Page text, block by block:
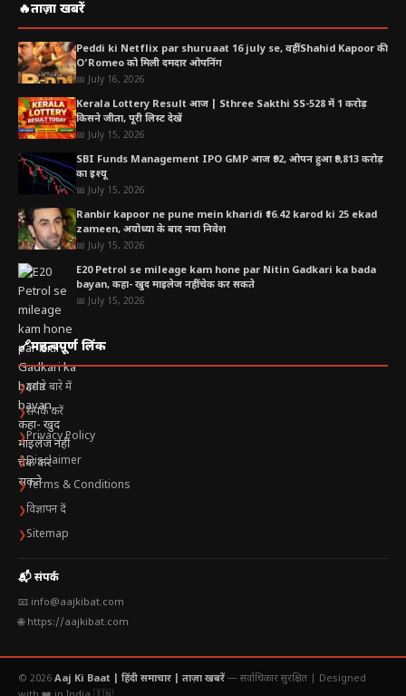
🔥ताज़ा खबरें
Peddi ki Netflix par shuruaat 16 july se, वहीं Shahid Kapoor की
O’Romeo को मिली दमदार ओपनिंग
📅 July 16, 2026
Kerala Lottery Result आज | Sthree Sakthi SS-528 में 1 करोड़
किसने जीता, पूरी लिस्ट देखें
📅 July 15, 2026
SBI Funds Management IPO GMP आज ₹92, ओपन हुआ ₹9,813 करोड़
का इश्यू
📅 July 15, 2026
Ranbir kapoor ne pune mein kharidi ₹16.42 karod ki 25 ekad
zameen, अयोध्या के बाद नया निवेश
📅 July 15, 2026
E20 Petrol se mileage kam hone par Nitin Gadkari ka bada
bayan, कहा- खुद माइलेज नहीं चेक कर सकते
📅 July 15, 2026
🔗महत्वपूर्ण लिंक
❯हमारे बारे में
❯संपर्क करें
❯Privacy Policy
❯Disclaimer
❯Terms & Conditions
❯विज्ञापन दें
❯Sitemap
📬 संपर्क
📧 info@aajkibat.com
🌐 https://aajkibat.com
© 2026 Aaj Ki Baat | हिंदी समाचार | ताज़ा खबरें — सर्वाधिकार सुरक्षित | Designed